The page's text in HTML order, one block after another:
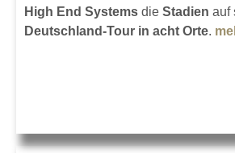
High End Systems die Stadien auf
Deutschland-Tour in acht Orte.